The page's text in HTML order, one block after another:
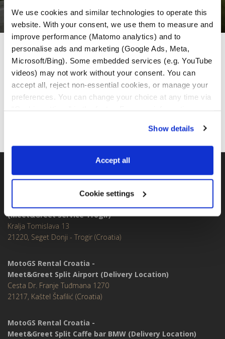
We use cookies and similar technologies to operate this
website. With your consent, we use them to measure and
improve performance (Matomo analytics) and to
personalise ads and marketing (Google Ads, Meta,
Microsoft/Bing). Some embedded services (e.g. YouTube
videos) may not work without your consent. You can
accept all, reject non-essential cookies, or manage your
preferences. You can change your choice at any time via
Show details
Accept all
Cookie settings
MotoGS Rental Partner
BMW GS FLOTTE
(Meet&Greet Service Trogir)
Kralja Tomislava 13
21220, Seget Donji - Trogir (Croatia)
MotoGS Rental Croatia -
Meet&Greet Split Airport (Delivery Location)
Cesta Dr. Franje Tuđmana 1270
21217, Kaštel Štafilić (Croatia)
MotoGS Rental Croatia -
Meet&Greet Split Caffe bar BMW (Delivery Location)